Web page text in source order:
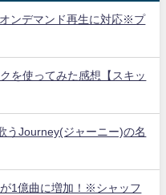
ンデマンド再生に対応※プ
を使ってみた感想【スキッ
うJourney(ジャーニー)の名
1億曲に増加！※シャッフ